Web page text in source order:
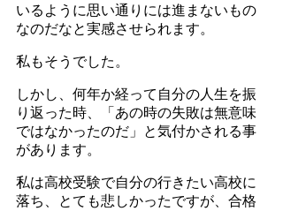
いるように思い通りには進まないもの
なのだなと実感させられます。
私もそうでした。
しかし、何年か経って自分の人生を振
り返った時、「あの時の失敗は無意味
ではなかったのだ」と気付かされる事
があります。
私は高校受験で自分の行きたい高校に
落ち、とても悲しかったですが、合格